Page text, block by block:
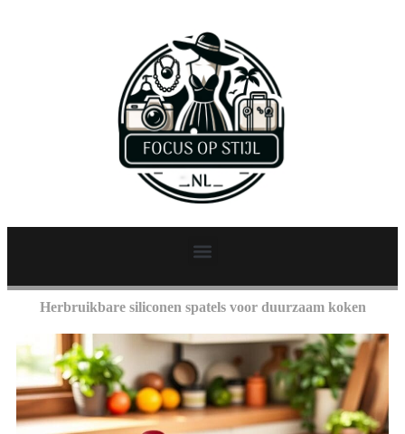
Herbruikbare siliconen spatels voor duurzaam koken